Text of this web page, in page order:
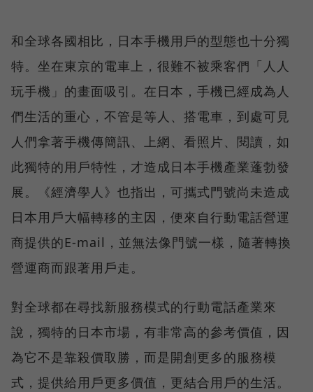
和全球各國相比，日本手機用戶的型態也十分獨
特。坐在東京的電車上，很難不被乘客們「人人
玩手機」的畫面吸引。在日本，手機已經成為人
們生活的重心，不管是等人、搭電車，到處可見
人們拿著手機傳簡訊、上網、看照片、閱讀，如
此獨特的用戶特性，才造成日本手機產業蓬勃發
展。《經濟學人》也指出，可攜式門號尚未造成
日本用戶大幅轉移的主因，便來自行動電話營運
商提供的E-mail，並無法像門號一樣，隨著轉換
營運商而跟著用戶走。
對全球都在尋找新服務模式的行動電話產業來
說，獨特的日本市場，有非常高的參考價值，因
為它不是靠殺價取勝，而是開創更多的服務模
式，提供給用戶更多價值，更結合用戶的生活。